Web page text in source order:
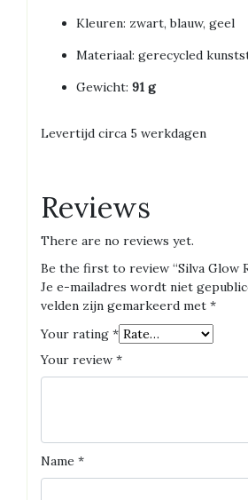
Kleuren: zwart, blauw, geel
Materiaal: gerecycled
Gewicht: 91 g
Levertijd circa 5 werkdagen
Reviews
There are no reviews yet.
Be the first to review “Silva Glow
Je e-mailadres wordt niet
velden zijn gemarkeerd met *
Your rating *
Your review *
Name *